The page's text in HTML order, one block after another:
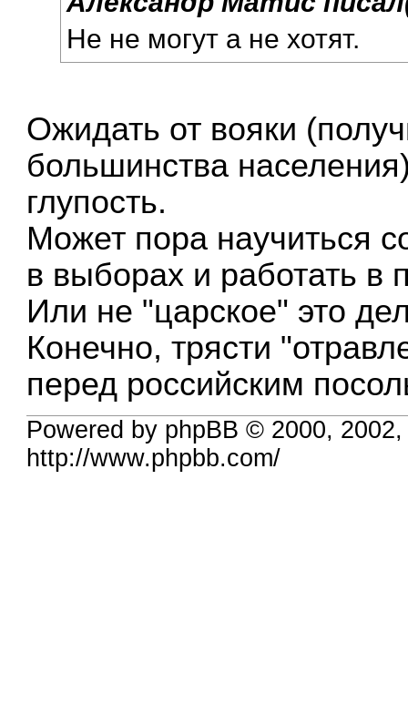
Не не могут а не хотят.
Ожидать от вояки
большинства
глупость.
Может пора научиться
в выборах и работать в
Или не "царское" это
Конечно, трясти
перед российским
Powered by phpBB © 2000,
http://www.phpbb.com/